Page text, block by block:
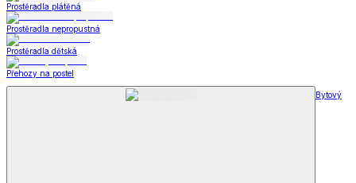
Prostěradla plátěná
Prostěradla nepropustná
Prostěradla dětská
Přehozy na postel
Bytový